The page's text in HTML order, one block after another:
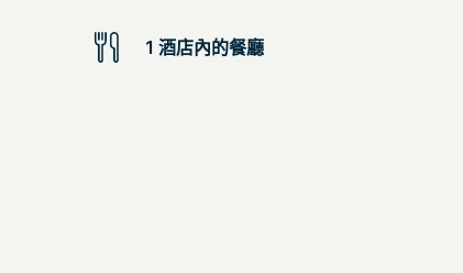
1 酒店內的餐廳